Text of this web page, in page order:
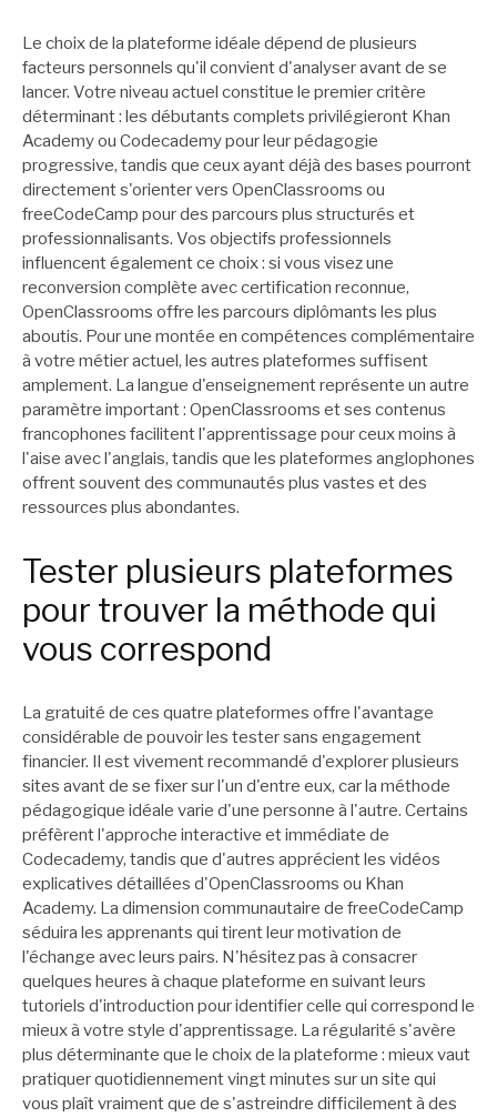
Le choix de la plateforme idéale dépend de plusieurs
facteurs personnels qu'il convient d'analyser avant de se
lancer. Votre niveau actuel constitue le premier critère
déterminant : les débutants complets privilégieront Khan
Academy ou Codecademy pour leur pédagogie
progressive, tandis que ceux ayant déjà des bases pourront
directement s'orienter vers OpenClassrooms ou
freeCodeCamp pour des parcours plus structurés et
professionnalisants. Vos objectifs professionnels
influencent également ce choix : si vous visez une
reconversion complète avec certification reconnue,
OpenClassrooms offre les parcours diplômants les plus
aboutis. Pour une montée en compétences complémentaire
à votre métier actuel, les autres plateformes suffisent
amplement. La langue d'enseignement représente un autre
paramètre important : OpenClassrooms et ses contenus
francophones facilitent l'apprentissage pour ceux moins à
l'aise avec l'anglais, tandis que les plateformes anglophones
offrent souvent des communautés plus vastes et des
ressources plus abondantes.
Tester plusieurs plateformes
pour trouver la méthode qui
vous correspond
La gratuité de ces quatre plateformes offre l'avantage
considérable de pouvoir les tester sans engagement
financier. Il est vivement recommandé d'explorer plusieurs
sites avant de se fixer sur l'un d'entre eux, car la méthode
pédagogique idéale varie d'une personne à l'autre. Certains
préfèrent l'approche interactive et immédiate de
Codecademy, tandis que d'autres apprécient les vidéos
explicatives détaillées d'OpenClassrooms ou Khan
Academy. La dimension communautaire de freeCodeCamp
séduira les apprenants qui tirent leur motivation de
l'échange avec leurs pairs. N'hésitez pas à consacrer
quelques heures à chaque plateforme en suivant leurs
tutoriels d'introduction pour identifier celle qui correspond le
mieux à votre style d'apprentissage. La régularité s'avère
plus déterminante que le choix de la plateforme : mieux vaut
pratiquer quotidiennement vingt minutes sur un site qui
vous plaît vraiment que de s'astreindre difficilement à des